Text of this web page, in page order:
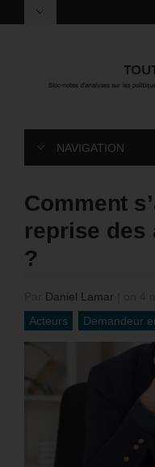
NAVIGATION
Comment
reprise des
?
Daniel Lamar
Acteurs
Demandeur